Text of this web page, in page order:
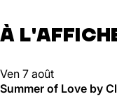
À
CLUBBING
Ven 7 août
Summer of Love by